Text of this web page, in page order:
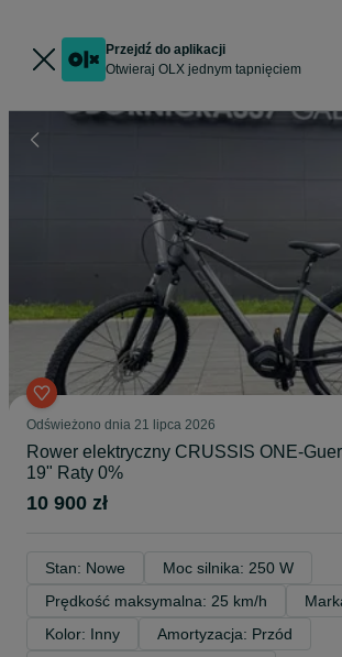
Przejdź do aplikacji
Otwieraj OLX jednym tapnięciem
Odświeżono dnia 21 lipca 2026
Rower elektryczny CRUSSIS ONE-
19" Raty 0%
10 900 zł
Stan: Nowe
Moc silnika: 250 W
Prędkość maksymalna: 25 km/h
Kolor: Inny
Amortyzacja: Przód